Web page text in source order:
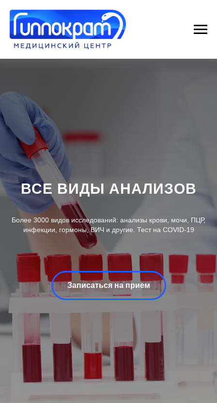
ВСЕ ВИДЫ АНАЛИЗОВ
Более 3000 видов исследований: анализы крови, мочи, ПЦР,
инфекции, гормоны, ВИЧ и другие. Тест на COVID-19
Записаться на прием